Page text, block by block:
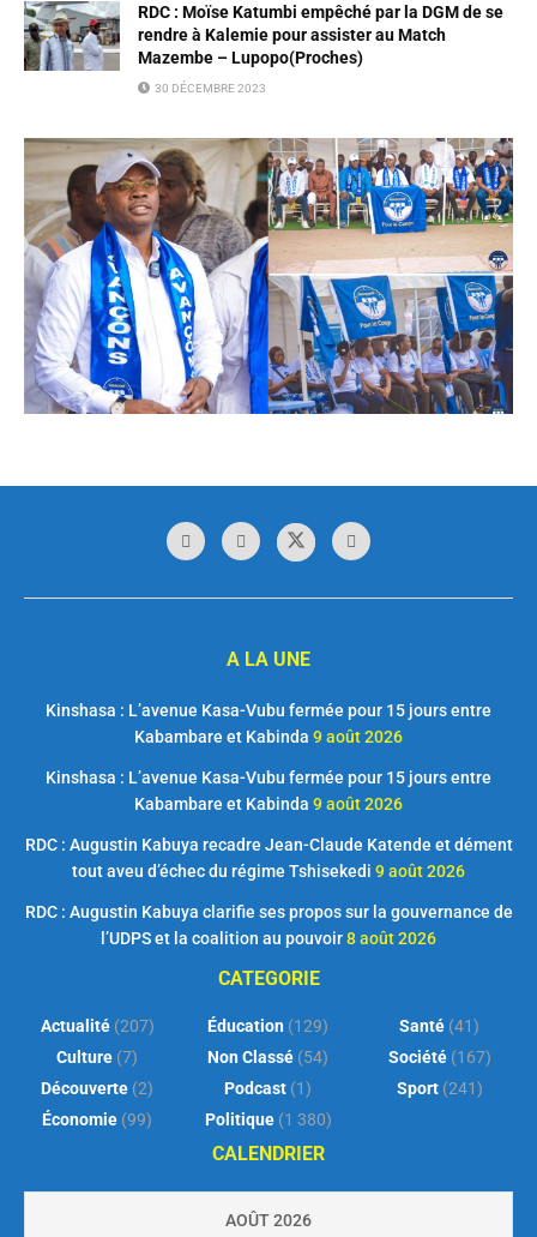
RDC : Moïse Katumbi empêché par la DGM de se
rendre à Kalemie pour assister au Match
Mazembe – Lupopo(Proches)
30 DÉCEMBRE 2023
A LA UNE
Kinshasa : L’avenue Kasa-Vubu fermée pour 15 jours entre
Kabambare et Kabinda 9 août 2026
Kinshasa : L’avenue Kasa-Vubu fermée pour 15 jours entre
Kabambare et Kabinda 9 août 2026
RDC : Augustin Kabuya recadre Jean-Claude Katende et dément
tout aveu d’échec du régime Tshisekedi 9 août 2026
RDC : Augustin Kabuya clarifie ses propos sur la gouvernance de
l’UDPS et la coalition au pouvoir8 août 2026
CATEGORIE
Actualité(207)
Culture (7)
Découverte (2)
Économie (99)
Éducation (129)
Non Classé (54)
Podcast (1)
Politique(1 380)
Santé (41)
Société(167)
Sport(241)
CALENDRIER
AOÛT 2026